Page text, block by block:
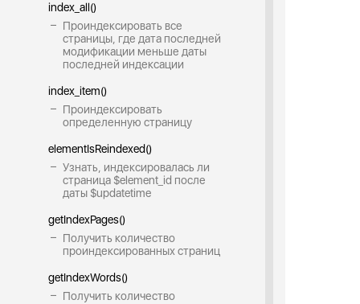
index_all()
Проиндексировать все
страницы, где дата последней
модификации меньше даты
последней индексации
index_item()
Проиндексировать
определенную страницу
elementIsReindexed()
Узнать, индексировалась ли
страница $element_id после
даты $updatetime
getIndexPages()
Получить количество
проиндексированных страниц
getIndexWords()
Получить количество